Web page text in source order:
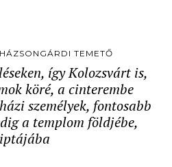
TEMETŐ
így Kolozsvárt is,
köré, a cinterembe
személyek, fontosabb
a templom földjébe,